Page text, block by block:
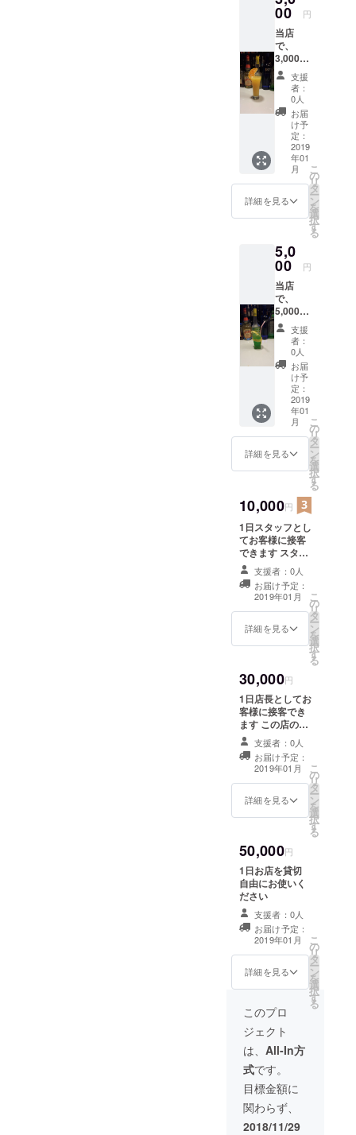
00 円
当店
で、
3,000円
の割引
支援
者：
0人
お届
け予
定：
2019
年01
月
詳細を見る
こ
の
リ
タ
ー
ン
を
選
択
す
る
5,0
00 円
当店
で、
5,000円
の割引
支援
者：
0人
お届
け予
定：
2019
年01
月
詳細を見る
こ
の
リ
タ
ー
ン
を
選
択
す
る
10,000円
1日スタッフとし
てお客様に接客
できます スタッ
フとして、お客
様の話を聞き楽
しんでください
給料は支給なし
です
支援者：0人
お届け予定：
2019年01月
詳細を見る
こ
の
リ
タ
ー
ン
を
選
択
す
る
30,000円
1日店長としてお
客様に接客でき
ます この店の店
長です、と言え
ます！ 店長とし
てお客様の話を
聞いて楽しんで
ください！ 給料
の支給はなしで
支援者：0人
お届け予定：
2019年01月
詳細を見る
こ
の
リ
タ
ー
ン
を
選
択
す
る
50,000円
1日お店を貸切
自由にお使いく
ださい
支援者：0人
お届け予定：
2019年01月
詳細を見る
こ
の
リ
タ
ー
ン
を
選
択
す
る
このプロ
ジェクト
は、 All-In方
式です。
目標金額に
関わらず、
2018/11/29